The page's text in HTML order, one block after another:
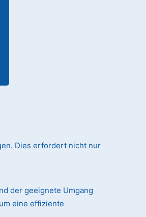
Dies erfordert nicht nur
der geeignete Umgang
eine effiziente